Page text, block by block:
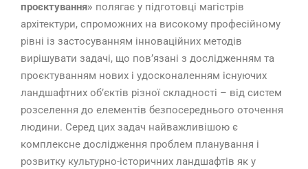
проєктування» полягає у підготовці магістрів
архітектури, спроможних на високому професійному
рівні із застосуванням інноваційних методів
вирішувати задачі, що пов’язані з дослідженням та
проєктуванням нових і удосконаленням існуючих
ландшафтних об’єктів різної складності – від систем
розселення до елементів безпосереднього оточення
людини. Серед цих задач найважливішою є
комплексне дослідження проблем планування і
розвитку культурно-історичних ландшафтів як у